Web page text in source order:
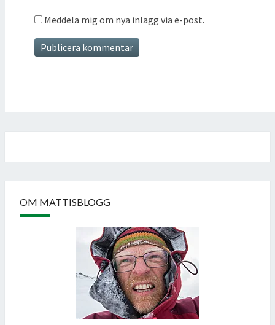
Meddela mig om nya inlägg via e-post.
OM MATTISBLOGG